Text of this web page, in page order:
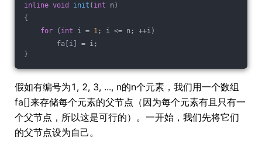
inline void init ( int n)
{
for ( int i = 1; i <= n; ++i)
fa[i] = i;
}
假如有编号为1, 2, 3, ..., n的n个元素，我们用一个数组
fa[]来存储每个元素的父节点（因为每个元素有且只有一
个父节点，所以这是可行的）。一开始，我们先将它们
的父节点设为自己。